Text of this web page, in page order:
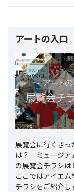
アートの入
展覧会に行くき
は？ ミュージア
の展覧会チラシは
ここではアイエ
チラシをご紹介し